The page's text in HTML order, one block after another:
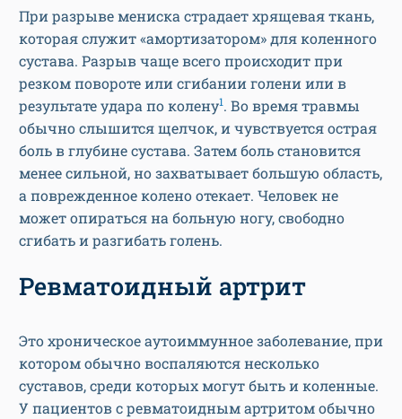
При разрыве мениска страдает хрящевая ткань,
которая служит «амортизатором» для коленного
сустава. Разрыв чаще всего происходит при
резком повороте или сгибании голени или в
результате удара по колену1. Во время травмы
обычно слышится щелчок, и чувствуется острая
боль в глубине сустава. Затем боль становится
менее сильной, но захватывает большую область,
а поврежденное колено отекает. Человек не
может опираться на больную ногу, свободно
сгибать и разгибать голень.
Ревматоидный артрит
Это хроническое аутоиммунное заболевание, при
котором обычно воспаляются несколько
суставов, среди которых могут быть и коленные.
У пациентов с ревматоидным артритом обычно